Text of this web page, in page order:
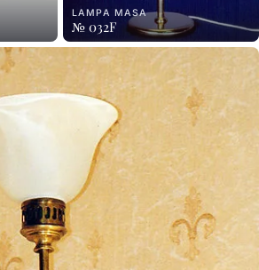
LAMPA MASA
№ 032F